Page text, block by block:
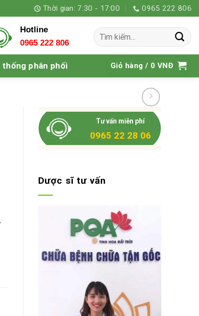
Thời gian: 7:30 - 17:00 0965 222 806
Hotline
0965 222 806
Tìm
kiếm:
thống phân phối Giỏ hàng / 0 VNĐ
Tư vấn miễn phí
0965 22 28 06
Dược sĩ tư vấn